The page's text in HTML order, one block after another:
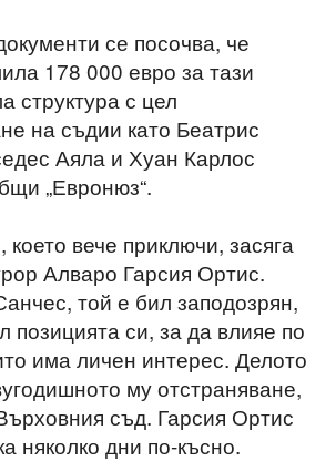
се посочва, че
178 000 евро за тази
структура с цел
на съдии като Беатрис
Аяла и Хуан Карлос
„Евронюз“.
вече приключи, засяга
Алваро Гарсия Ортис.
той е бил заподозрян,
позицията си, за да влияе по
има личен интерес. Делото
му отстраняване,
съд. Гарсия Ортис
няколко дни по-късно.